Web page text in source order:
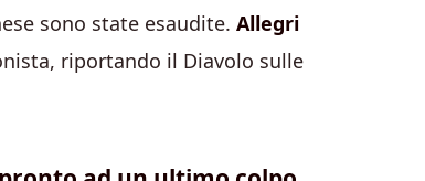
sono state esaudite. Allegri
riportando il Diavolo sulle